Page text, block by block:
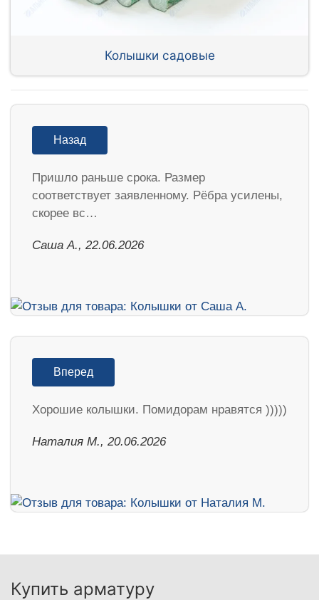
Колышки садовые
Назад
Пришло раньше срока. Размер
соответствует заявленному. Рёбра усилены,
скорее вс…
Саша А., 22.06.2026
Вперед
Хорошие колышки. Помидорам нравятся )))))
Наталия М., 20.06.2026
Купить арматуру